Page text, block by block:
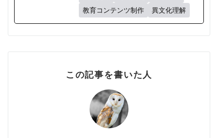
教育コンテンツ制作
異文化理解
この記事を書いた人